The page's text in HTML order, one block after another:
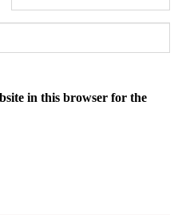
in this browser for the